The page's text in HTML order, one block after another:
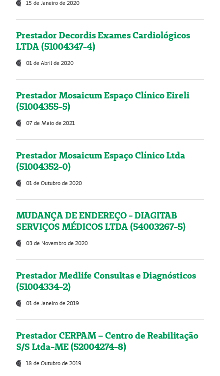
15 de Janeiro de 2020
Prestador Decordis Exames Cardiológicos
LTDA (51004347-4)
01 de Abril de 2020
Prestador Mosaicum Espaço Clínico Eireli
(51004355-5)
07 de Maio de 2021
Prestador Mosaicum Espaço Clínico Ltda
(51004352-0)
01 de Outubro de 2020
MUDANÇA DE ENDEREÇO - DIAGITAB
SERVIÇOS MÉDICOS LTDA (54003267-5)
03 de Novembro de 2020
Prestador Medlife Consultas e Diagnósticos
(51004334-2)
01 de Janeiro de 2019
Prestador CERPAM – Centro de Reabilitação
S/S Ltda-ME (52004274-8)
18 de Outubro de 2019